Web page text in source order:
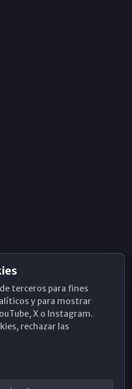
terceros para fines
y para mostrar
X o Instagram.
rechazar las